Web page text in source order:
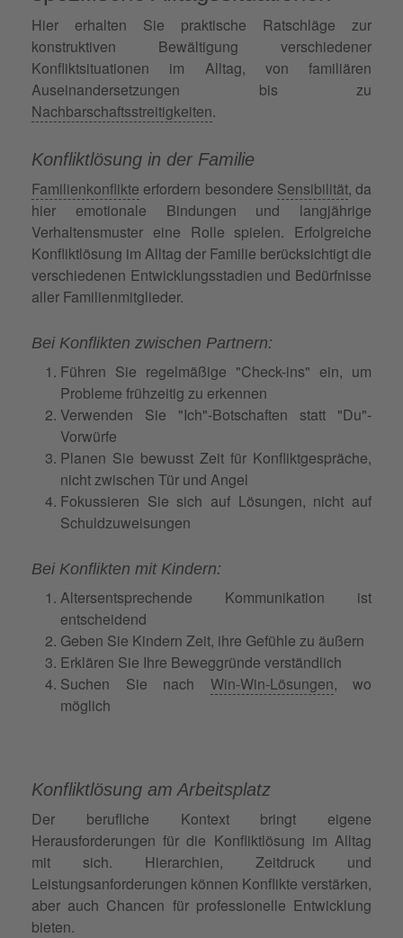
Hier erhalten Sie praktische Ratschläge zur
konstruktiven Bewältigung verschiedener
Konfliktsituationen im Alltag, von familiären
Auseinandersetzungen bis zu
Nachbarschaftsstreitigkeiten.
Konfliktlösung in der Familie
Familienkonflikte erfordern besondere Sensibilität, da
hier emotionale Bindungen und langjährige
Verhaltensmuster eine Rolle spielen. Erfolgreiche
Konfliktlösung im Alltag der Familie berücksichtigt die
verschiedenen Entwicklungsstadien und Bedürfnisse
aller Familienmitglieder.
Bei Konflikten zwischen Partnern:
Führen Sie regelmäßige "Check-ins" ein, um
Probleme frühzeitig zu erkennen
Verwenden Sie "Ich"-Botschaften statt "Du"-
Vorwürfe
Planen Sie bewusst Zeit für Konfliktgespräche,
nicht zwischen Tür und Angel
Fokussieren Sie sich auf Lösungen, nicht auf
Schuldzuweisungen
Bei Konflikten mit Kindern:
Altersentsprechende Kommunikation ist
entscheidend
Geben Sie Kindern Zeit, ihre Gefühle zu äußern
Erklären Sie Ihre Beweggründe verständlich
Suchen Sie nach Win-Win-Lösungen, wo
möglich
Konfliktlösung am Arbeitsplatz
Der berufliche Kontext bringt eigene
Herausforderungen für die Konfliktlösung im Alltag
mit sich. Hierarchien, Zeitdruck und
Leistungsanforderungen können Konflikte verstärken,
aber auch Chancen für professionelle Entwicklung
bieten.